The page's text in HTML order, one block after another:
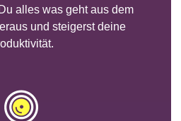
alles was geht aus dem
und steigerst deine